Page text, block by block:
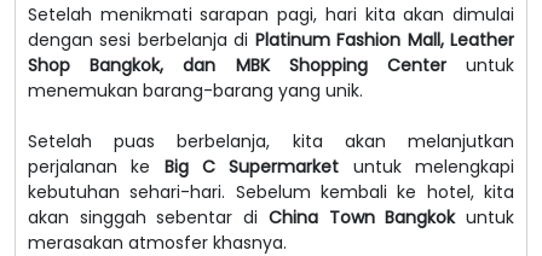
Setelah menikmati sarapan pagi, hari kita akan dimulai
dengan sesi berbelanja di Platinum Fashion Mall, Leather
Shop Bangkok, dan MBK Shopping Centeruntuk
menemukan barang-barang yang unik.
Setelah puas berbelanja, kita akan melanjutkan
perjalanan ke Big C Supermarket untuk melengkapi
kebutuhan sehari-hari. Sebelum kembali ke hotel, kita
akan singgah sebentar di China Town Bangkokuntuk
merasakan atmosfer khasnya.